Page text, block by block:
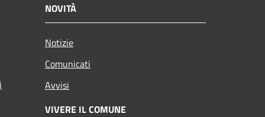
NOVITÀ
Notizie
Comunicati
Avvisi
VIVERE IL COMUNE